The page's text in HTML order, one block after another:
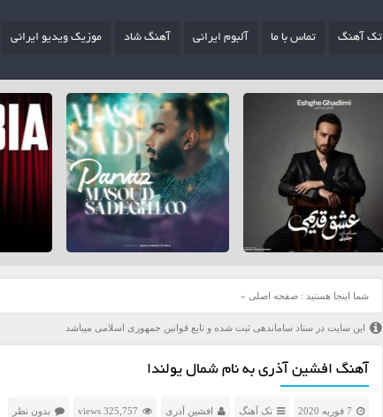
تک آهنگ تماس با ما آلبوم ایرانی آهنگ شاد موزیک ویدیو ایرانی
شما اینجا هستید : صفحه اصلی »
این سایت در ستاد ساماندهی ثبت شده و تابع قوانین جمهوری اسلامی میباشد
آهنگ افشین آذری به نام شمال یولندا
7 فوریه 2020 تک آهنگ افشین آدری 325,757 views بدون نظر